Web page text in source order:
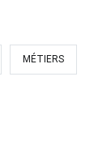
MÉTIERS